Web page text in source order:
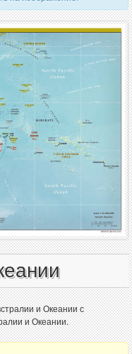
и Океании с
и Океании.